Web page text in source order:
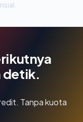
detik.
Tanpa kuota